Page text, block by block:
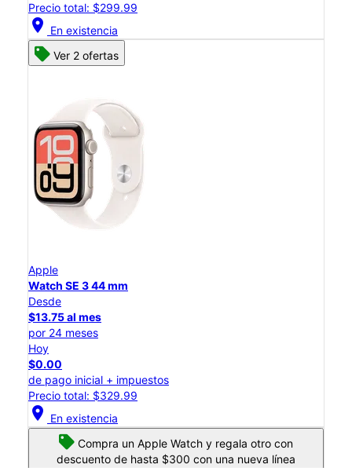
Precio total: $299.99
location_on En existencia
Ver 2 ofertas
Apple
Watch SE 3 44 mm
Desde
$13.75 al mes
por 24 meses
Hoy
$0.00
de pago inicial + impuestos
Precio total: $329.99
location_on En existencia
Compra un Apple Watch y regala otro con
descuento de hasta $300 con una nueva línea